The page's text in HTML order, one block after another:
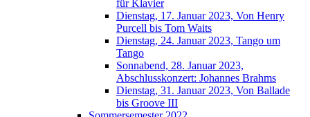
für Klavier
Dienstag, 17. Januar 2023, Von Henry
Purcell bis Tom Waits
Dienstag, 24. Januar 2023, Tango um
Tango
Sonnabend, 28. Januar 2023,
Abschlusskonzert: Johannes Brahms
Dienstag, 31. Januar 2023, Von Ballade
bis Groove III